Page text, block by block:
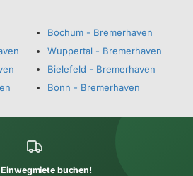
Bochum - Bremerhaven
Wuppertal - Bremerhaven
Bielefeld - Bremerhaven
Bonn - Bremerhaven
buchen!